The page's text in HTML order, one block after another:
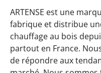
ARTENSE est une
fabrique et distribue
chauffage au bois
partout en France.
de répondre aux